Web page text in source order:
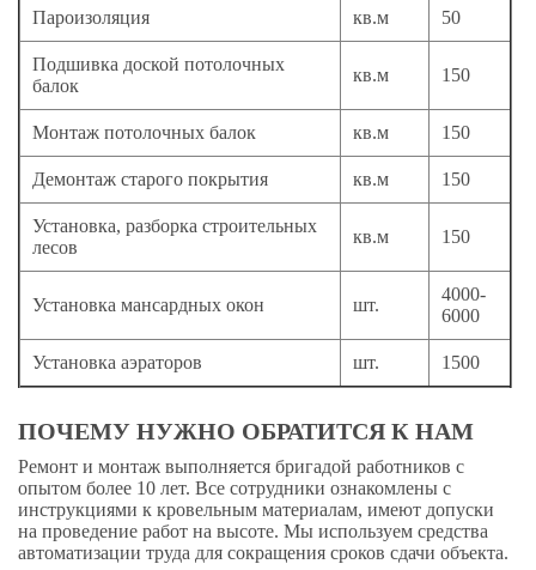
Пароизоляция кв.м 50
Подшивка доской потолочных
балок
кв.м 150
Монтаж потолочных балок кв.м 150
Демонтаж старого покрытия кв.м 150
Установка, разборка строительных
лесов
кв.м 150
Установка мансардных окон шт.
4000-
6000
Установка аэраторов шт. 1500
ПОЧЕМУ НУЖНО ОБРАТИТСЯ К НАМ
Ремонт и монтаж выполняется бригадой работников с
опытом более 10 лет. Все сотрудники ознакомлены с
инструкциями к кровельным материалам, имеют допуски
на проведение работ на высоте. Мы используем средства
автоматизации труда для сокращения сроков сдачи объекта.